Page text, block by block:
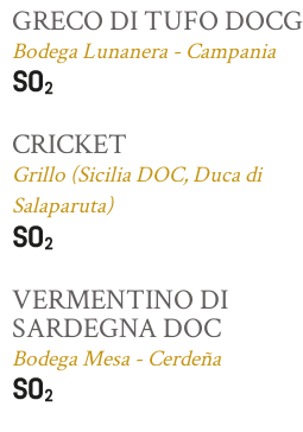
GRECO DI TUFO DOCG
Bodega Lunanera - Campania
CRICKET
Grillo (Sicilia DOC, Duca di
Salaparuta)
VERMENTINO DI
SARDEGNA DOC
Bodega Mesa - Cerdeña